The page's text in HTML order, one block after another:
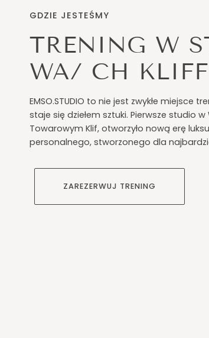
GDZIE JESTEŚMY
TRENING W
WA/ CH KLIFF
EMSO.STUDIO to nie jest zwykłe miejsce
staje się dziełem sztuki. Pierwsze studio
Towarowym Klif, otworzyło nową erę
personalnego, stworzonego dla
ZAREZERWUJ TRENING